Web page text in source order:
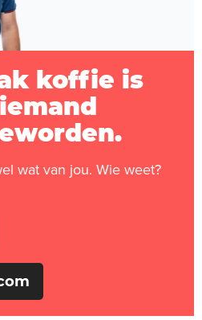
koffie is
wat van jou. Wie weet?